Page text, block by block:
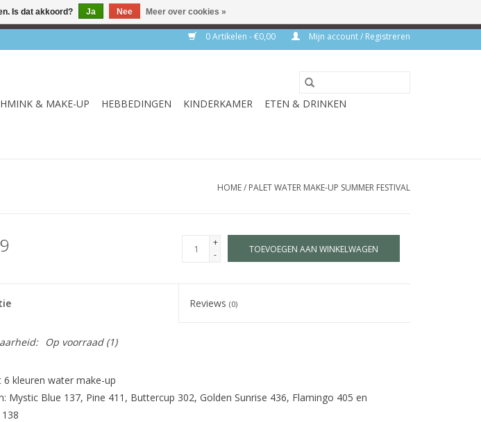
0 Artikelen - €0,00 Mijn account / Registreren
& MAKE-UP HEBBEDINGEN KINDERKAMER
ETEN & DRINKEN
HOME/ PALET WATER MAKE-UP SUMMER FESTIVAL
+
-
TOEVOEGEN AAN WINKELWAGEN
Reviews(0)
Op voorraad(1)
6 kleuren water make-up
Mystic Blue 137, Pine 411, Buttercup 302, Golden Sunrise 436, Flamingo 405 en
Is dat akkoord? Ja Nee Meer over cookies »
vanaf €75 ✔ Levertijd 1-3 werkdagen